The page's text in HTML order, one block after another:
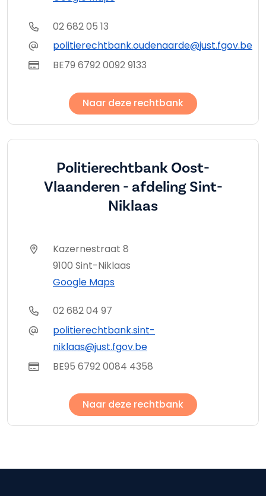
02 682 05 13
politierechtbank.oudenaarde@just.fgov.be
BE79 6792 0092 9133
Naar deze rechtbank
Politierechtbank Oost-
Vlaanderen - afdeling Sint-
Niklaas
Kazernestraat 8
9100 Sint-Niklaas
Google Maps
02 682 04 97
politierechtbank.sint-
niklaas@just.fgov.be
BE95 6792 0084 4358
Naar deze rechtbank